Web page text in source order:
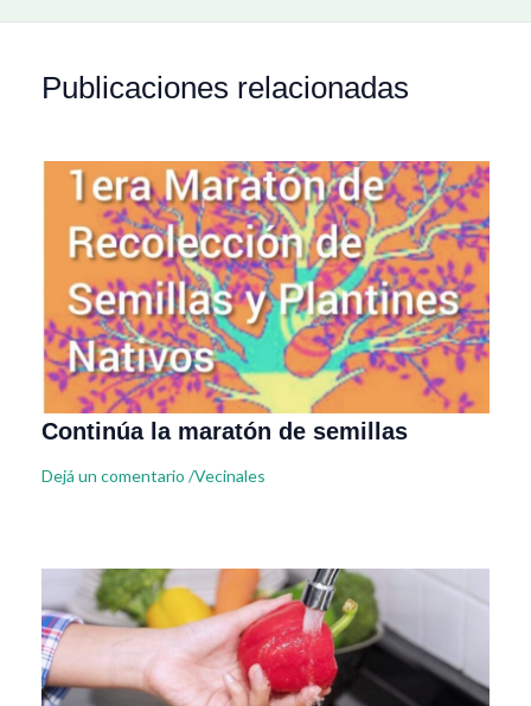
Publicaciones relacionadas
Continúa la maratón de semillas
Dejá un comentario /Vecinales